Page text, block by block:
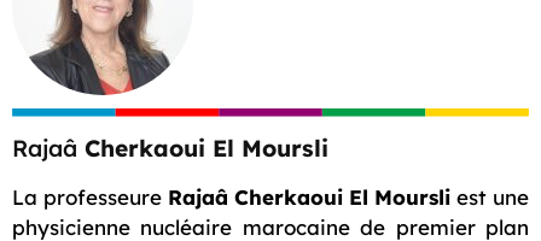
Rajaâ Cherkaoui El Moursli
La professeure Rajaâ Cherkaoui El Moursli est une
physicienne nucléaire marocaine de premier plan